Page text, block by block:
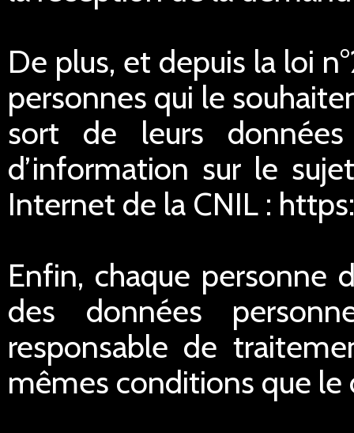
De plus, et depuis la loi
personnes qui le
sort de leurs
d’information sur le
Internet de la CNIL :
Enfin, chaque personne
des données
responsable de
mêmes conditions que le